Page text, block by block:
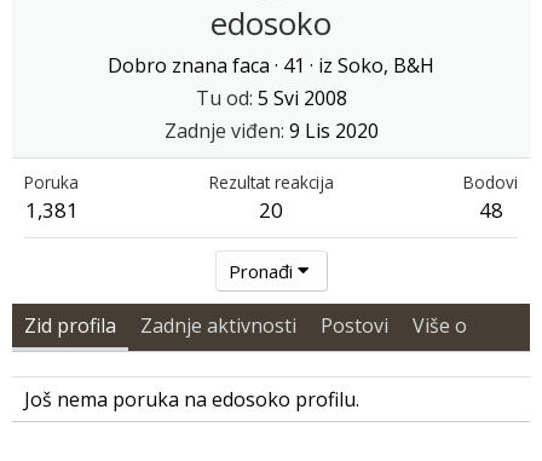
edosoko
Dobro znana faca · 41 · iz Soko, B&H
Tu od 5 Svi 2008
Zadnje viđen 9 Lis 2020
Poruka
1,381
Rezultat reakcija
20
Bodovi
48
Pronađi
Zid profila Zadnje aktivnosti Postovi Više o
Još nema poruka na edosoko profilu.